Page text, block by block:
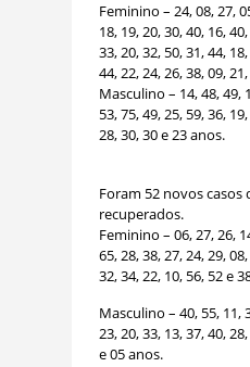
Feminino – 24, 08, 27,
18, 19, 20, 30, 40, 16,
33, 20, 32, 50, 31, 44,
44, 22, 24, 26, 38, 09,
Masculino – 14, 48, 49,
53, 75, 49, 25, 59, 36,
28, 30, 30 e 23 anos.
Foram 52 novos casos
recuperados.
Feminino – 06, 27, 26,
65, 28, 38, 27, 24, 29,
32, 34, 22, 10, 56, 52 e
Masculino – 40, 55, 11,
23, 20, 33, 13, 37, 40,
e 05 anos.